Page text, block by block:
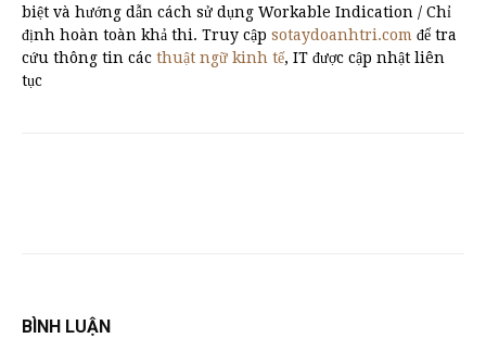
biệt và hướng dẫn cách sử dụng Workable Indication / Chỉ
định hoàn toàn khả thi. Truy cập sotaydoanhtri.com để tra
cứu thông tin các thuật ngữ kinh tế, IT được cập nhật liên
tục
BÌNH LUẬN